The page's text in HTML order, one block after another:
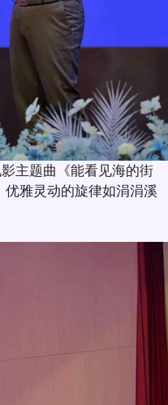
主题曲《能看见海的街
雅灵动的旋律如涓涓溪